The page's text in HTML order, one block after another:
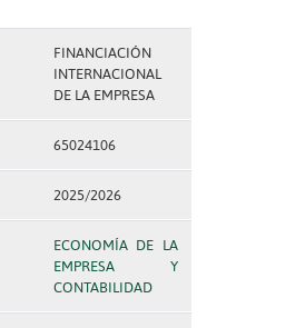
FINANCIACIÓN
INTERNACIONAL
DE LA EMPRESA
65024106
2025/2026
ECONOMÍA DE LA
EMPRESA Y
CONTABILIDAD